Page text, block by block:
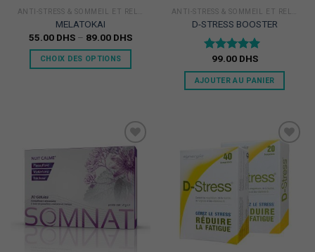
MELATOKAI
55.00 DHS – 89.00 DHS
CHOIX DES OPTIONS
D-STRESS BOOSTER
Note5.00
sur 5
99.00 DHS
AJOUTER AU PANIER
Ajouter
à la
Liste
Ajouter
à la
Liste
d'envie